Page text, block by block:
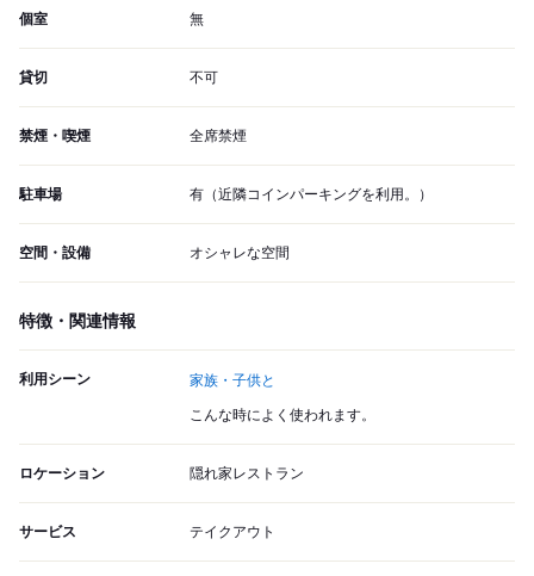
個室 無
貸切 不可
禁煙・喫煙 全席禁煙
駐車場 有（近隣コインパーキングを利用。）
空間・設備 オシャレな空間
特徴・関連情報
利用シーン 家族・子供と
こんな時によく使われます。
ロケーション 隠れ家レストラン
サービス テイクアウト